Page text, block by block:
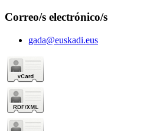
Correo/s electrónico/s
gada@euskadi.eus